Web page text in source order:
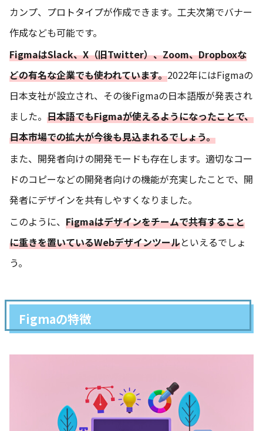
カンプ、プロトタイプが作成できます。工夫次第でバナー
作成なども可能です。
FigmaはSlack、X（旧Twitter）、Zoom、Dropboxな
どの有名な企業でも使われています。2022年にはFigmaの
日本支社が設立され、その後Figmaの日本語版が発表され
ました。 日本語でもFigmaが使えるようになったことで、
日本市場での拡大が今後も見込まれるでしょう。
また、開発者向けの開発モードも存在します。適切なコー
ドのコピーなどの開発者向けの機能が充実したことで、開
発者にデザインを共有しやすくなりました。
このように、 Figmaはデザインをチームで共有すること
に重きを置いているWebデザインツールといえるでしょ
う。
Figmaの特徴